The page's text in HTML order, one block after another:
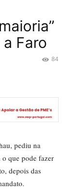
Faro
84
pediu na
o que pode fazer
depois das